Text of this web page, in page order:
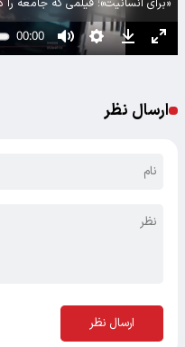
ارسال نظر
ارسال نظر